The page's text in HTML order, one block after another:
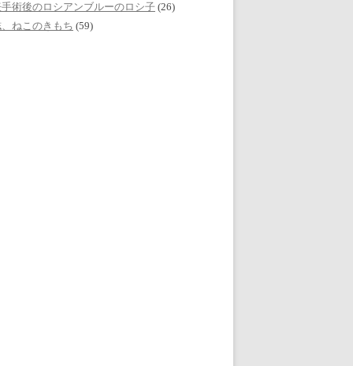
術後のロシアンブルーのロシ子 (26)
ねこのきもち (59)